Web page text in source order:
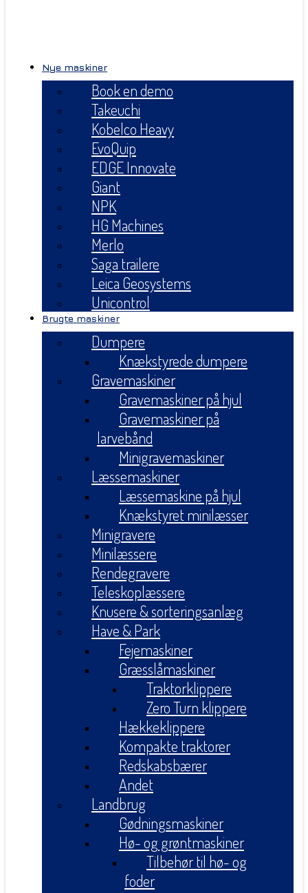
Nye maskiner
Book en demo
Takeuchi
Kobelco Heavy
EvoQuip
EDGE Innovate
Giant
NPK
HG Machines
Merlo
Saga trailere
Leica Geosystems
Unicontrol
Brugte maskiner
Dumpere
Knækstyrede dumpere
Gravemaskiner
Gravemaskiner på hjul
Gravemaskiner på
larvebånd
Minigravemaskiner
Læssemaskiner
Læssemaskine på hjul
Knækstyret minilæsser
Minigravere
Minilæssere
Rendegravere
Teleskoplæssere
Knusere & sorteringsanlæg
Have & Park
Fejemaskiner
Græsslåmaskiner
Traktorklippere
Zero Turn klippere
Hækkeklippere
Kompakte traktorer
Redskabsbærer
Andet
Landbrug
Gødningsmaskiner
Hø- og grøntmaskiner
Tilbehør til hø- og
foder